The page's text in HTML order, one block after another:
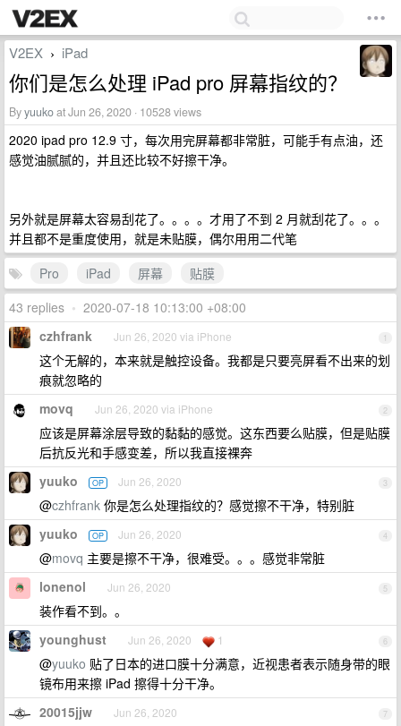
V2EX › iPad
你们是怎么处理 iPad pro 屏幕指纹的？
Byyuukoat Jun 26, 2020 · 10528 views
2020 ipad pro 12.9 寸，每次用完屏幕都非常脏，可能手有点油，还
感觉油腻腻的，并且还比较不好擦干净。
另外就是屏幕太容易刮花了。。。。才用了不到 2 月就刮花了。。。
并且都不是重度使用，就是未贴膜，偶尔用用二代笔
Pro
iPad 屏幕
贴膜
43 replies • 2020-07-18 10:13:00 +08:00
1
czhfrank Jun 26, 2020 via iPhone
这个无解的，本来就是触控设备。我都是只要亮屏看不出来的划
痕就忽略的
2
movq Jun 26, 2020 via iPhone
应该是屏幕涂层导致的黏黏的感觉。这东西要么贴膜，但是贴膜
后抗反光和手感变差，所以我直接裸奔
3
yuuko OP Jun 26, 2020
@czhfrank 你是怎么处理指纹的？感觉擦不干净，特别脏
4
yuuko OP Jun 26, 2020
@movq 主要是擦不干净，很难受。。。感觉非常脏
5
lonenol Jun 26, 2020
装作看不到。。
6
younghust Jun 26, 2020 1
@yuuko 贴了日本的进口膜十分满意，近视患者表示随身带的眼
镜布用来擦 iPad 擦得十分干净。
7
20015jjw Jun 26, 2020